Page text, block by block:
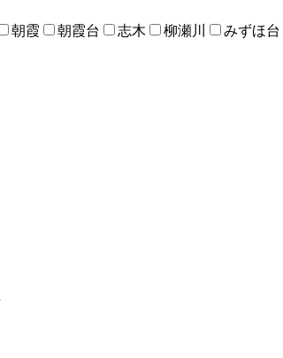
朝霞 朝霞台 志木 柳瀬川 みずほ台